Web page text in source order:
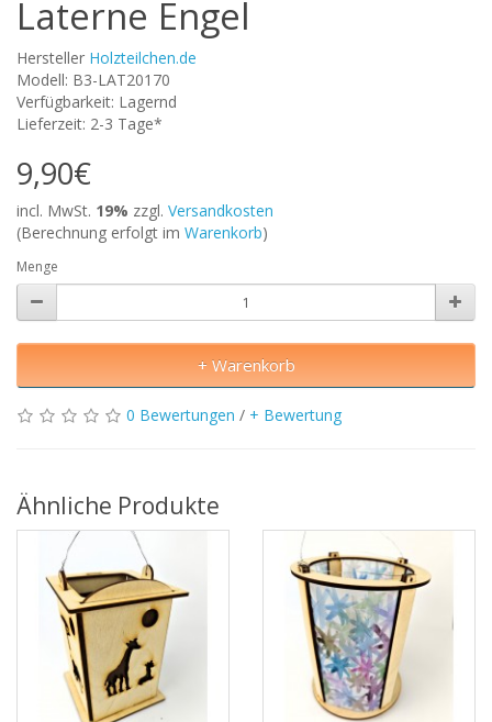
Laterne Engel
Hersteller Holzteilchen.de
Modell: B3-LAT20170
Verfügbarkeit: Lagernd
Lieferzeit: 2-3 Tage*
9,90€
incl. MwSt. 19% zzgl. Versandkosten
(Berechnung erfolgt im Warenkorb)
Menge
+ Warenkorb
0 Bewertungen / + Bewertung
Ähnliche Produkte